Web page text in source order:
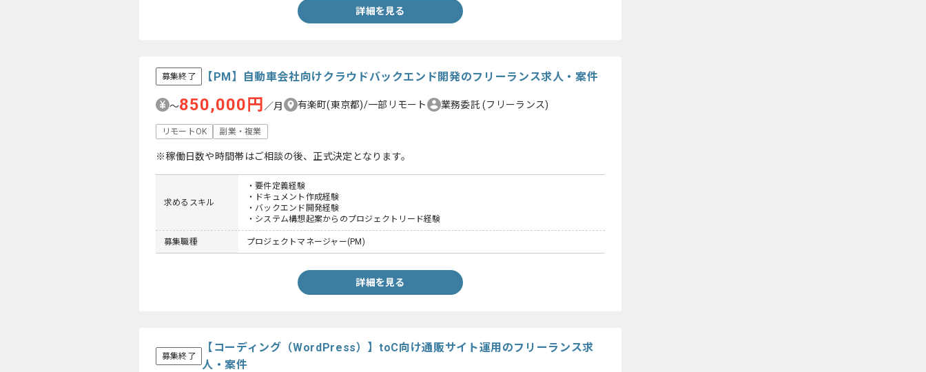
詳細を見る
募集終了 【PM】自動車会社向けクラウドバックエンド開発のフリーランス求人・案件
〜850,000円 ／月 有楽町(東京都)/一部リモート 業務委託(フリーランス)
リモートOK 副業・複業
※稼働日数や時間帯はご相談の後、正式決定となります。
求めるスキル
・要件定義経験
・ドキュメント作成経験
・バックエンド開発経験
・システム構想起案からのプロジェクトリード経験
募集職種 プロジェクトマネージャー(PM)
詳細を見る
募集終了
【コーディング（WordPress）】toC向け通販サイト運用のフリーランス求
人・案件